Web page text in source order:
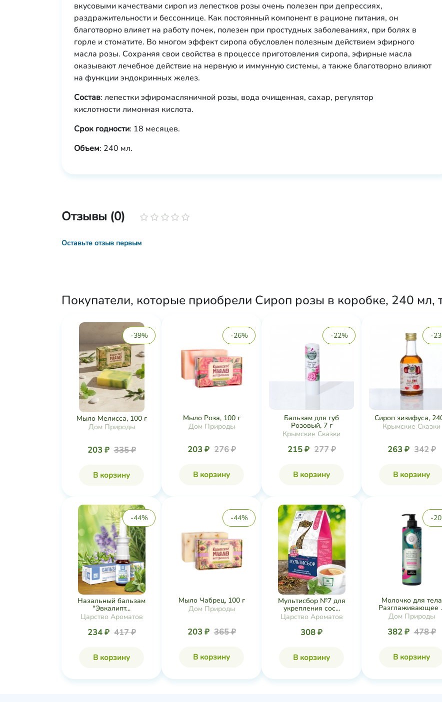
вкусовыми качествами сироп из лепестков розы очень полезен при депрессиях,
раздражительности и бессоннице. Как постоянный компонент в рационе питания, он
благотворно влияет на работу почек, полезен при простудных заболеваниях, при болях в
горле и стоматите. Во многом эффект сиропа обусловлен полезным действием эфирного
масла розы. Сохраняя свои свойства в процессе приготовления сиропа, эфирные масла
оказывают лечебное действие на нервную и иммунную системы, а также благотворно влияют
на функции эндокринных желез.
Состав: лепестки эфиромасляничной розы, вода очищенная, сахар, регулятор
кислотности лимонная кислота.
Срок годности: 18 месяцев.
Объем: 240 мл.
Отзывы (0)
Оставьте отзыв первым
Покупатели, которые приобрели Сироп розы в коробке, 240 мл,
-39%
Мыло Мелисса, 100 г
Дом Природы
203 ₽ 335 ₽
В корзину
-26%
Мыло Роза, 100 г
Дом Природы
203 ₽ 276 ₽
В корзину
-22%
Бальзам для губ
Розовый, 7 г
Крымские Сказки
215 ₽ 277 ₽
В корзину
-
Сироп зизифуса,
Крымские Сказки
263 ₽ 342 ₽
В корзину
-44%
Назальный бальзам
"Эвкалипт...
Царство Ароматов
234 ₽ 417 ₽
В корзину
-44%
Мыло Чабрец, 100 г
Дом Природы
203 ₽ 365 ₽
В корзину
Мультисбор №7 для
укрепления сос...
Царство Ароматов
308 ₽
В корзину
-
Молочко для тела
Разглаживающее
Дом Природы
382 ₽ 478 ₽
В корзину